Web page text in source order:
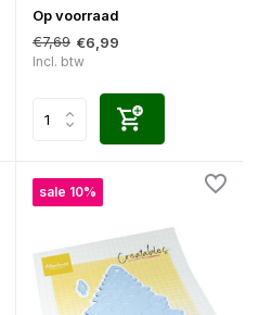
Op voorraad
€7,69 €6,99
Incl. btw
sale 10%